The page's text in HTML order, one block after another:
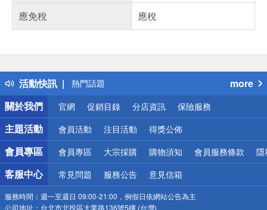
應免稅
應稅
活動快訊
得獎公告
熱門話題
銀行優惠
偏遠地區配送
詐騙網頁！請小心！
more
關於我們
官網 促銷目錄 分店資訊 保險服務
主題活動 會員活動 注目活動 得獎公佈
會員專區 會員專區 大宗採購 購物須知 會員服務條款 隱
客服中心 常見問題 服務公告 意見信箱
服務時間： 週一至週日 09:00-21:00，例假日依網站公告為主
公司地址： 台北市北投區大業路136號5樓 (台灣)